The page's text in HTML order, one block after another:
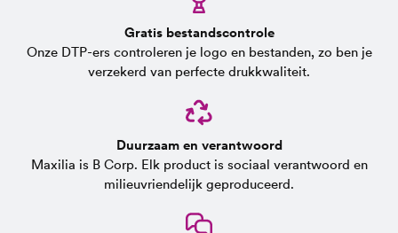
Gratis bestandscontrole
Onze DTP-ers controleren je logo en bestanden, zo ben je
verzekerd van perfecte drukkwaliteit.
Duurzaam en verantwoord
Maxilia is B Corp. Elk product is sociaal verantwoord en
milieuvriendelijk geproduceerd.